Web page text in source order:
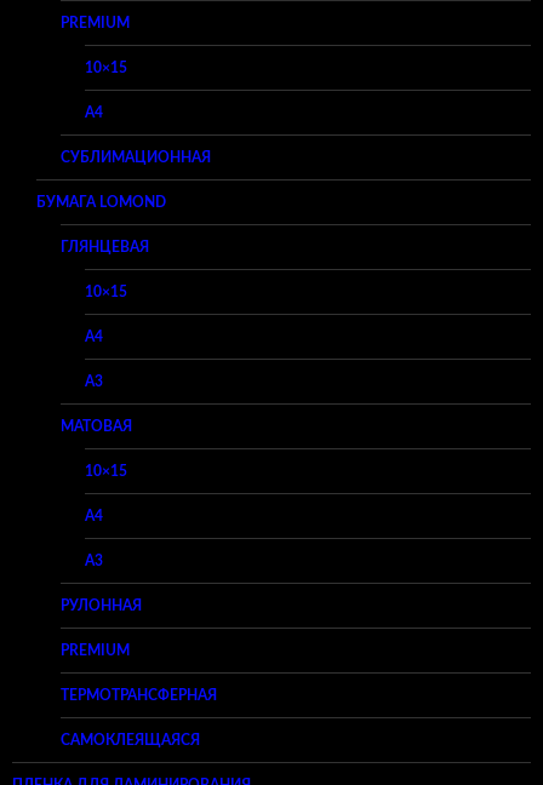
PREMIUM
10×15
A4
СУБЛИМАЦИОННАЯ
БУМАГА LOMOND
ГЛЯНЦЕВАЯ
10×15
A4
A3
МАТОВАЯ
10×15
A4
A3
РУЛОННАЯ
PREMIUM
ТЕРМОТРАНСФЕРНАЯ
САМОКЛЕЯЩАЯСЯ